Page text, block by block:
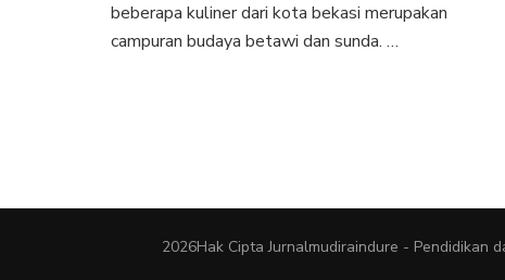
beberapa kuliner dari kota bekasi merupakan
campuran budaya betawi dan sunda. …
2026Hak CiptaJurnalmudiraindure - Pendidikan